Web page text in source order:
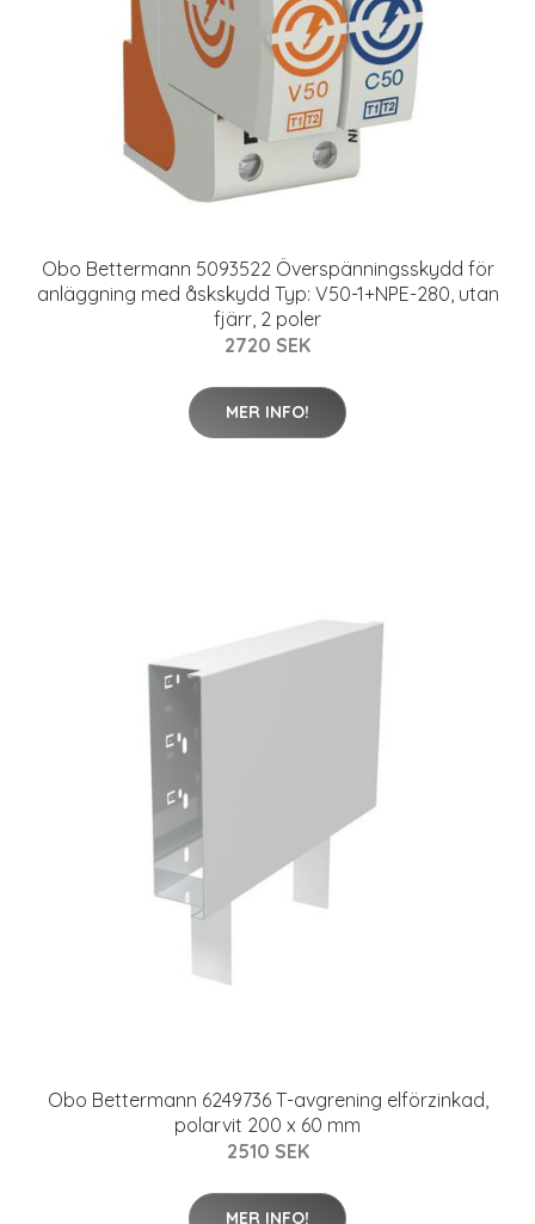
Obo Bettermann 5093522 Överspänningsskydd för
anläggning med åskskydd Typ: V50-1+NPE-280, utan
fjärr, 2 poler
2720 SEK
MER INFO!
Obo Bettermann 6249736 T-avgrening elförzinkad,
polarvit 200 x 60 mm
2510 SEK
MER INFO!